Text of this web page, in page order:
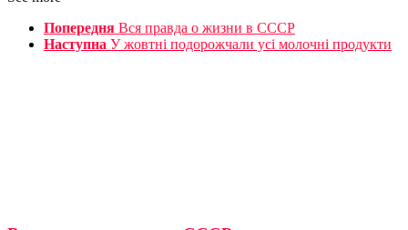
Попередня Вся правда о жизни в СССР
Наступна У жовтні подорожчали усі молочні продукти